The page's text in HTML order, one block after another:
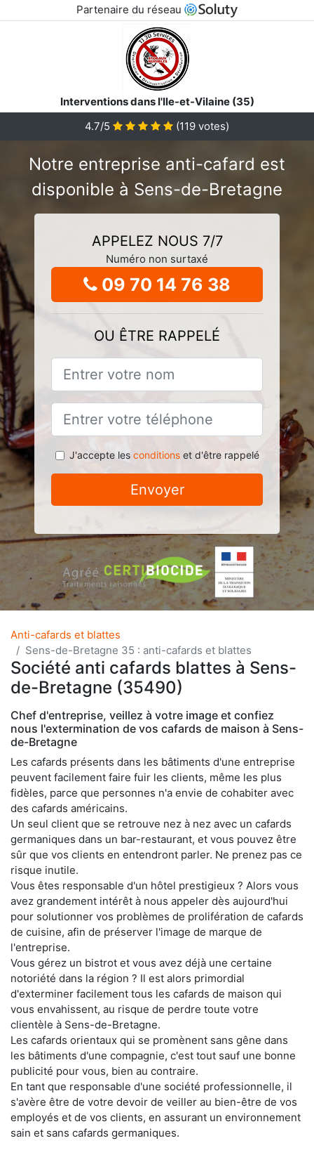
Partenaire du réseau
Interventions dans l'Ile-et-Vilaine (35)
4.7/5
(119 votes)
Notre entreprise anti-cafard est
disponible à Sens-de-Bretagne
APPELEZ NOUS 7/7
Numéro non surtaxé
09 70 14 76 38
OU ÊTRE RAPPELÉ
J'accepte les conditionset d'être rappelé
Envoyer
Anti-cafards et blattes
Sens-de-Bretagne 35 : anti-cafards et blattes
Société anti cafards blattes à Sens-
de-Bretagne (35490)
Chef d'entreprise, veillez à votre image et confiez
nous l'extermination de vos cafards de maison à Sens-
de-Bretagne
Les cafards présents dans les bâtiments d'une entreprise
peuvent facilement faire fuir les clients, même les plus
fidèles, parce que personnes n'a envie de cohabiter avec
des cafards américains.
Un seul client que se retrouve nez à nez avec un cafards
germaniques dans un bar-restaurant, et vous pouvez être
sûr que vos clients en entendront parler. Ne prenez pas ce
risque inutile.
Vous êtes responsable d'un hôtel prestigieux ? Alors vous
avez grandement intérêt à nous appeler dès aujourd'hui
pour solutionner vos problèmes de prolifération de cafards
de cuisine, afin de préserver l'image de marque de
l'entreprise.
Vous gérez un bistrot et vous avez déjà une certaine
notoriété dans la région ? Il est alors primordial
d'exterminer facilement tous les cafards de maison qui
vous envahissent, au risque de perdre toute votre
clientèle à Sens-de-Bretagne.
Les cafards orientaux qui se promènent sans gêne dans
les bâtiments d'une compagnie, c'est tout sauf une bonne
publicité pour vous, bien au contraire.
En tant que responsable d'une société professionnelle, il
s'avère être de votre devoir de veiller au bien-être de vos
employés et de vos clients, en assurant un environnement
sain et sans cafards germaniques.